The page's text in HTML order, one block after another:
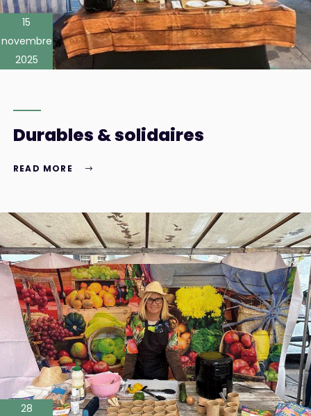
15
novembre
2025
Durables & solidaires
READ MORE
28